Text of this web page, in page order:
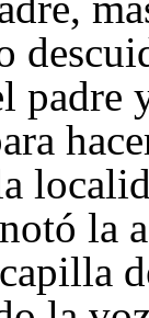
padre
la